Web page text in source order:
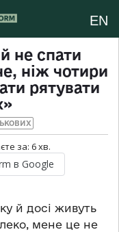
EN
не спати
ніж чотири
рятувати
за: 6хв.
в Google
й досі живуть
мене це не